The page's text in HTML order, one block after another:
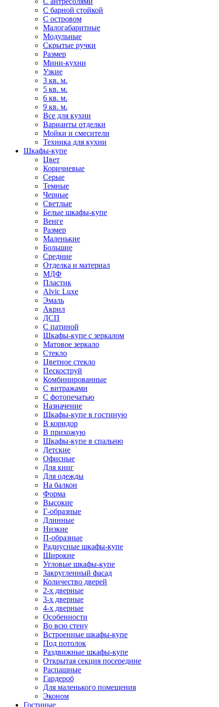
С барной стойкой
С островом
Малогабаритные
Модульные
Скрытые ручки
Размер
Мини-кухни
Узкие
3 кв. м.
5 кв. м.
6 кв. м.
9 кв. м.
Все для кухни
Варианты отделки
Мойки и смесители
Техника для кухни
Шкафы-купе
Цвет
Коричневые
Серые
Темные
Черные
Светлые
Белые шкафы-купе
Венге
Размер
Маленькие
Большие
Средние
Отделка и материал
МДФ
Пластик
Alvic Luxe
Эмаль
Акрил
ДСП
С патиной
Шкафы-купе с зеркалом
Матовое зеркало
Стекло
Цветное стекло
Пескоструй
Комбинированные
С витражами
С фотопечатью
Назначение
Шкафы-купе в гостиную
В коридор
В прихожую
Шкафы-купе в спальню
Детские
Офисные
Для книг
Для одежды
На балкон
Форма
Высокие
Г-образные
Длинные
Низкие
П-образные
Радиусные шкафы-купе
Широкие
Угловые шкафы-купе
Закругленный фасад
Количество дверей
2-х дверные
3-х дверные
4-х дверные
Особенности
Во всю стену
Встроенные шкафы-купе
Под потолок
Раздвижные шкафы-купе
Открытая секция посередине
Распашные
Гардероб
Для маленького помещения
Эконом
Гостиные